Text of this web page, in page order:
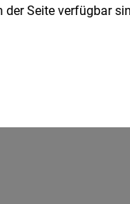
Seite verfügbar